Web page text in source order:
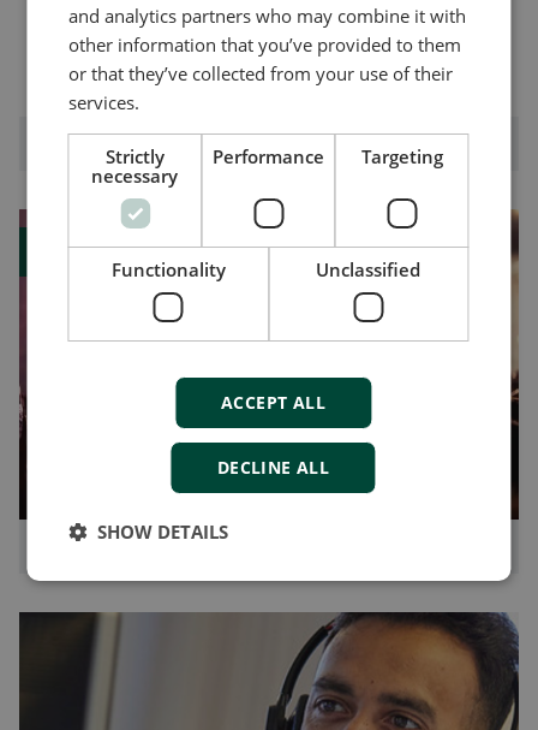
ASC 150 储能控制器
博客
混动租赁机组的5个技巧
and analytics partners who may combine it with
other information that you’ve provided to them
or that they’ve collected from your use of their
services.
Strictly
necessary
Performance Targeting
Functionality Unclassified
ACCEPT ALL
DECLINE ALL
SHOW DETAILS